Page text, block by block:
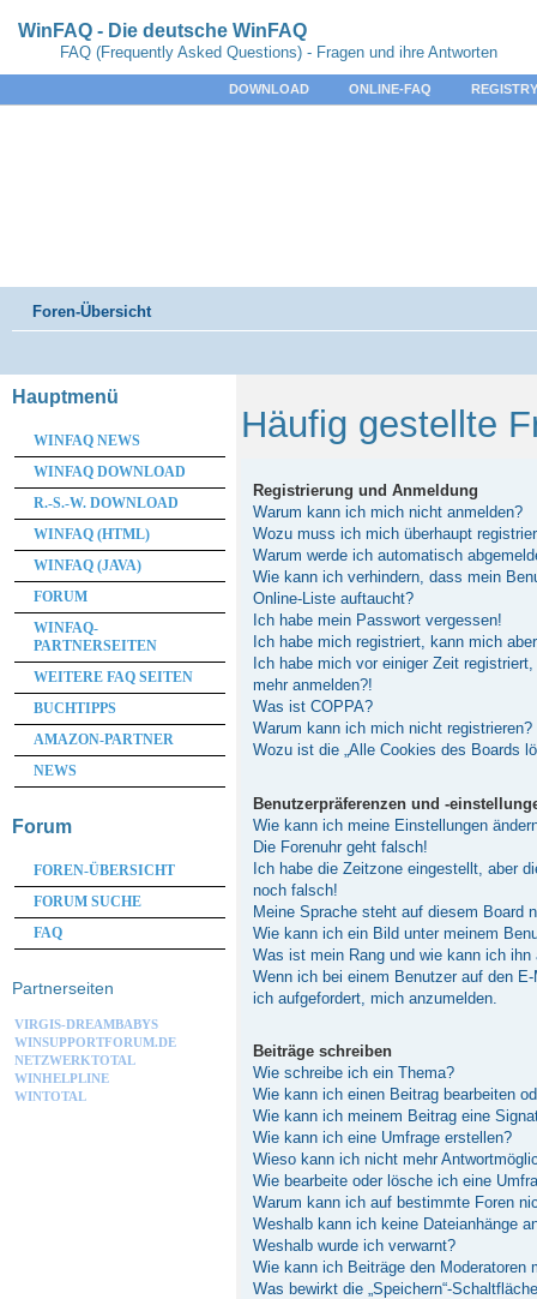
WinFAQ - Die deutsche WinFAQ
FAQ (Frequently Asked Questions) - Fragen und ihre Antworten
DOWNLOAD ONLINE-FAQ
Foren-Übersicht
Häufig gestellte
Registrierung und Anmeldung
Warum kann ich mich nicht anmelden?
Wozu muss ich mich überhaupt
Warum werde ich automatisch
Wie kann ich verhindern, dass mein
Online-Liste auftaucht?
Ich habe mein Passwort vergessen!
Ich habe mich registriert, kann mich
Ich habe mich vor einiger Zeit
mehr anmelden?!
Was ist COPPA?
Warum kann ich mich nicht registrieren?
Wozu ist die „Alle Cookies des Boards
Benutzerpräferenzen und -
Wie kann ich meine Einstellungen
Die Forenuhr geht falsch!
Ich habe die Zeitzone eingestellt, aber
noch falsch!
Meine Sprache steht auf diesem Board
Wie kann ich ein Bild unter meinem
Was ist mein Rang und wie kann ich ihn
Wenn ich bei einem Benutzer auf den
ich aufgefordert, mich anzumelden.
Beiträge schreiben
Wie schreibe ich ein Thema?
Wie kann ich einen Beitrag bearbeiten
Wie kann ich meinem Beitrag eine
Wie kann ich eine Umfrage erstellen?
Wieso kann ich nicht mehr
Wie bearbeite oder lösche ich eine
Warum kann ich auf bestimmte Foren
Weshalb kann ich keine Dateianhänge
Weshalb wurde ich verwarnt?
Wie kann ich Beiträge den Moderatoren
Was bewirkt die „Speichern“-
Hauptmenü
WINFAQ NEWS
WINFAQ DOWNLOAD
R.-S.-W. DOWNLOAD
WINFAQ (HTML)
WINFAQ (JAVA)
FORUM
WINFAQ-
PARTNERSEITEN
WEITERE FAQ SEITEN
BUCHTIPPS
AMAZON-PARTNER
NEWS
Forum
FOREN-ÜBERSICHT
FORUM SUCHE
FAQ
Partnerseiten
VIRGIS-DREAMBABYS
WINSUPPORTFORUM.DE
NETZWERKTOTAL
WINHELPLINE
WINTOTAL